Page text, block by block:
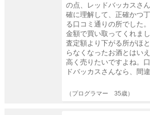
の点、レッドバッカスさ
確に理解して、正確かつ
る口コミ通りの所でした
金額で買い取ってくれま
査定額より下がる所がほ
らなくなったお酒とはい
高く売りたいですよね。
ドバッカスさんなら、間
（プログラマー 35歳）